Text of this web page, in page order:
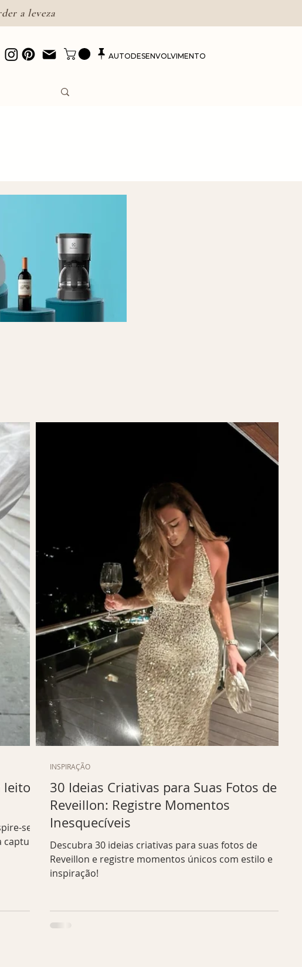
a leveza
AUTODESENVOLVIMENTO
se
30 Ideias Criativas para Suas Fotos de
Reveillon: Registre Momentos
Inesquecíveis
Descubra 30 ideias criativas para suas fotos de
Reveillon e registre momentos únicos com estilo e
inspiração!
INSPIRAÇÃO